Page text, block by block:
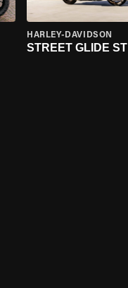
HARLEY-DAVIDSON
STREET GLIDE ST